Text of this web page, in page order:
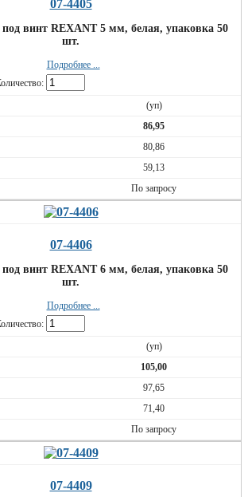
07-4405
под винт REXANT 5 мм, белая, упаковка 50
шт.
Подробнее ...
(уп)
86,95
80,86
59,13
По запросу
07-4406
под винт REXANT 6 мм, белая, упаковка 50
шт.
Подробнее ...
(уп)
105,00
97,65
71,40
По запросу
07-4409